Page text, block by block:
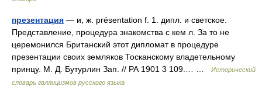
презентация — и, ж. présentation f. 1. дипл. и светское.
Представление, процедура знакомства с кем л. За то не
церемонился Британский этот дипломат в процедуре
презентации своих земляков Тосканскому владетельному
принцу. М. Д. Бутурлин Зап. // РА 1901 3 109.… …
Исторический
словарь галлицизмов русского языка